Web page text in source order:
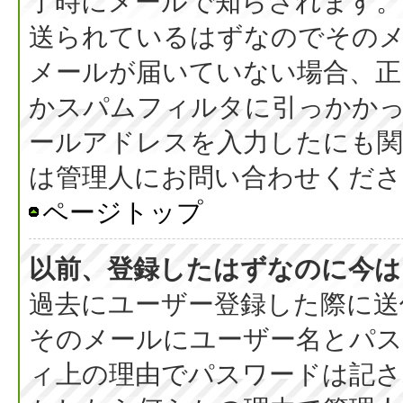
送られているはずなのでその
メールが届いていない場合、
かスパムフィルタに引っかか
ールアドレスを入力したにも
は管理人にお問い合わせくだ
ページトップ
以前、登録したはずなのに今
過去にユーザー登録した際に
そのメールにユーザー名とパ
ィ上の理由でパスワードは記